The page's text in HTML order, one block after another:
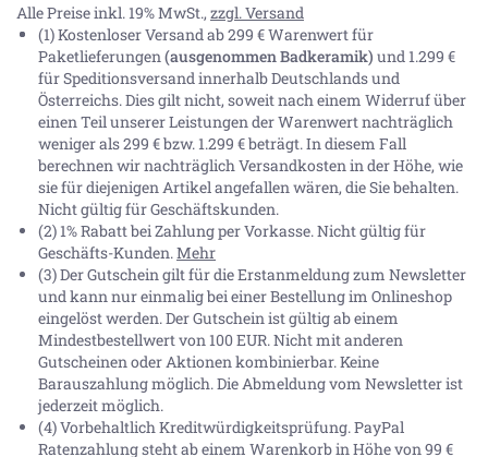
Alle Preise inkl. 19% MwSt., zzgl. Versand
(1) Kostenloser Versand ab 299 € Warenwert für
Paketlieferungen(ausgenommen Badkeramik) und 1.299 €
für Speditionsversand innerhalb Deutschlands und
Österreichs. Dies gilt nicht, soweit nach einem Widerruf über
einen Teil unserer Leistungen der Warenwert nachträglich
weniger als 299 € bzw. 1.299 € beträgt. In diesem Fall
berechnen wir nachträglich Versandkosten in der Höhe, wie
sie für diejenigen Artikel angefallen wären, die Sie behalten.
Nicht gültig für Geschäftskunden.
(2) 1% Rabatt bei Zahlung per Vorkasse. Nicht gültig für
Geschäfts-Kunden.Mehr
(3) Der Gutschein gilt für die Erstanmeldung zum Newsletter
und kann nur einmalig bei einer Bestellung im Onlineshop
eingelöst werden. Der Gutschein ist gültig ab einem
Mindestbestellwert von 100 EUR. Nicht mit anderen
Gutscheinen oder Aktionen kombinierbar. Keine
Barauszahlung möglich. Die Abmeldung vom Newsletter ist
jederzeit möglich.
(4) Vorbehaltlich Kreditwürdigkeitsprüfung. PayPal
Ratenzahlung steht ab einem Warenkorb in Höhe von99 €